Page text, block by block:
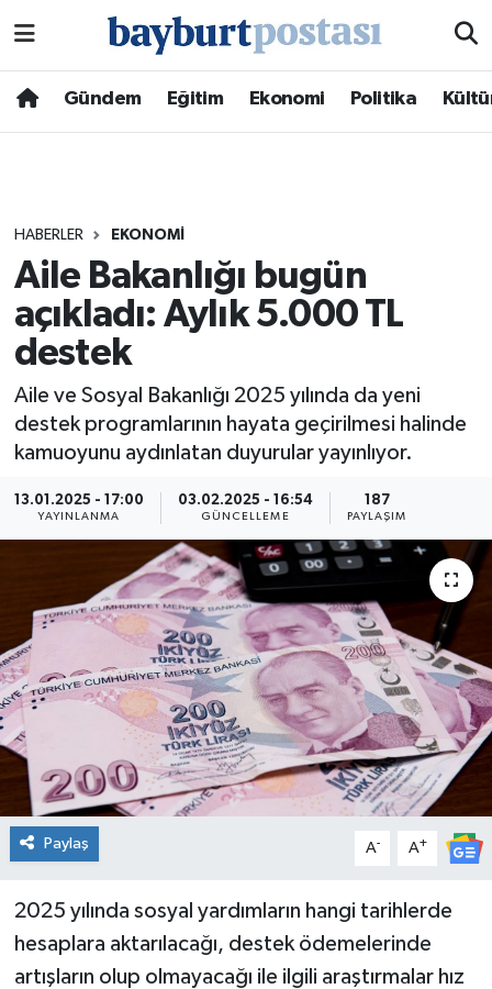
Gündem Eğitim Ekonomi Politika
HABERLER EKONOMI
Aile Bakanlığı bugün
açıkladı: Aylık 5.000 TL
destek
Aile ve Sosyal Bakanlığı 2025 yılında da yeni
destek programlarının hayata geçirilmesi halinde
kamuoyunu aydınlatan duyurular yayınlıyor.
13.01.2025 - 17:00
YAYINLANMA
03.02.2025 - 16:54
GÜNCELLEME
187
PAYLAŞIM
Paylaş A- A+
2025 yılında sosyal yardımların hangi tarihlerde
hesaplara aktarılacağı, destek ödemelerinde
artışların olup olmayacağı ile ilgili araştırmalar hız
Hava Durumu
Süper Lig Puan Durumu ve Fikstür
Tüm Manşetler
Son Dakika Haberleri